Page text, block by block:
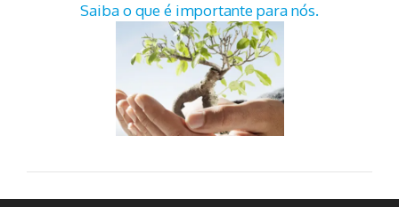
Saiba o que é importante para nós.